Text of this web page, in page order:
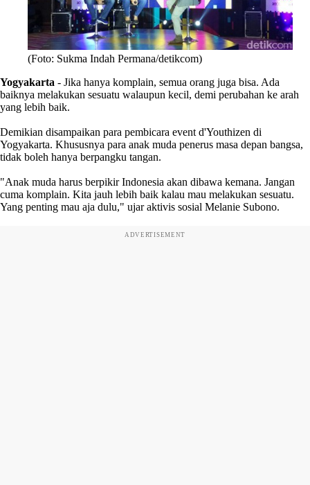
(Foto: Sukma Indah Permana/detikcom)
Yogyakarta - Jika hanya komplain, semua orang juga bisa. Ada
baiknya melakukan sesuatu walaupun kecil, demi perubahan ke arah
yang lebih baik.
Demikian disampaikan para pembicara event d'Youthizen di
Yogyakarta. Khususnya para anak muda penerus masa depan bangsa,
tidak boleh hanya berpangku tangan.
"Anak muda harus berpikir Indonesia akan dibawa kemana. Jangan
cuma komplain. Kita jauh lebih baik kalau mau melakukan sesuatu.
Yang penting mau aja dulu," ujar aktivis sosial Melanie Subono.
ADVERTISEMENT